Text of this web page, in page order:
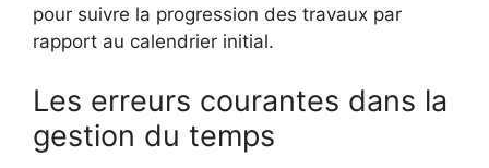
pour suivre la progression des travaux par
rapport au calendrier initial.
Les erreurs courantes dans la
gestion du temps